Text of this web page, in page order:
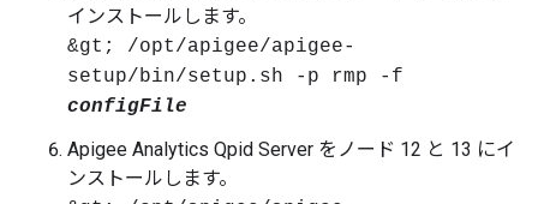
インストールします。
&gt; /opt/apigee/apigee-
setup/bin/setup.sh -p rmp -f
configFile
Apigee Analytics Qpid Server をノード 12 と 13 にイ
ンストールします。